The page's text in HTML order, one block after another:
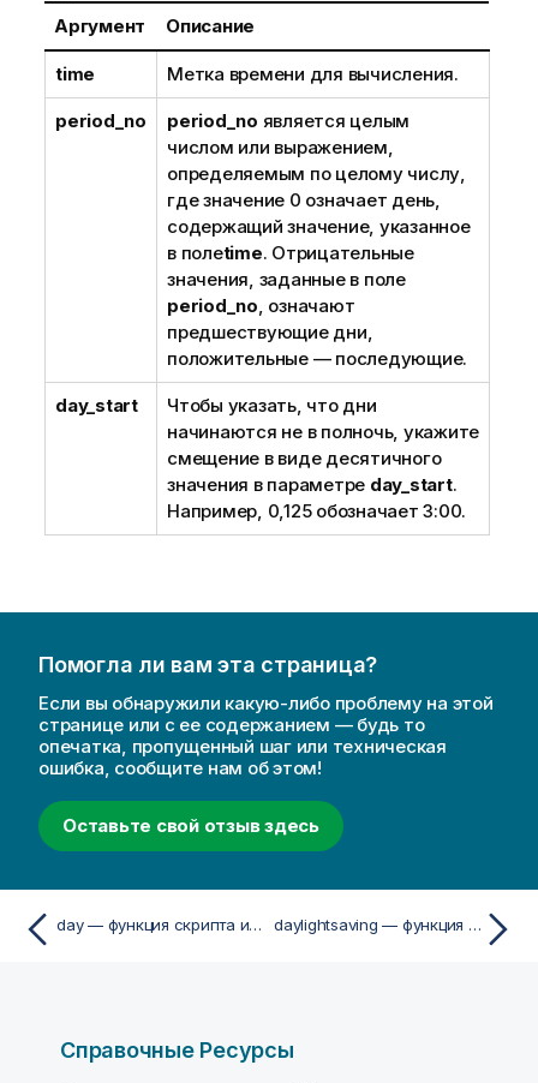
Аргумент Описание
time Метка времени для вычисления.
period_no period_no является целым
числом или выражением,
определяемым по целому числу,
где значение 0 означает день,
содержащий значение, указанное
в полеtime. Отрицательные
значения, заданные в поле
period_no, означают
предшествующие дни,
положительные — последующие.
day_start
Чтобы указать, что дни
начинаются не в полночь, укажите
смещение в виде десятичного
значения в параметре day_start.
Например, 0,125 обозначает 3:00.
Помогла ли вам эта страница?
Если вы обнаружили какую-либо проблему на этой
странице или с ее содержанием — будь то
опечатка, пропущенный шаг или техническая
ошибка, сообщите нам об этом!
Оставьте свой отзыв здесь
day — функция скриптa и диаграммы daylightsaving — функция скриптa и диаграммы
Справочные Ресурсы